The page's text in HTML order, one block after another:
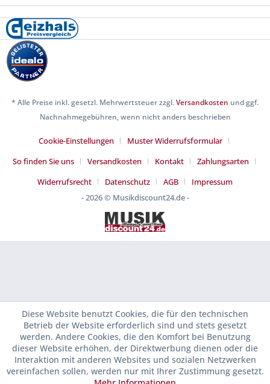
* Alle Preise inkl. gesetzl. Mehrwertsteuer zzgl.Versandkosten und ggf.
Nachnahmegebühren, wenn nicht anders beschrieben
Cookie-Einstellungen
Muster Widerrufsformular
So finden Sie uns
Versandkosten Kontakt
Zahlungsarten
Widerrufsrecht
Datenschutz AGB
Impressum
- 2026 © Musikdiscount24.de -
Diese Website benutzt Cookies, die für den technischen
Betrieb der Website erforderlich sind und stets gesetzt
werden. Andere Cookies, die den Komfort bei Benutzung
dieser Website erhöhen, der Direktwerbung dienen oder die
Interaktion mit anderen Websites und sozialen Netzwerken
vereinfachen sollen, werden nur mit Ihrer Zustimmung gesetzt.